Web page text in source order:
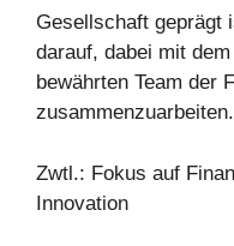
Gesellschaft geprägt
darauf, dabei mit dem
bewährten Team der
Zwtl.: Fokus auf
Innovation